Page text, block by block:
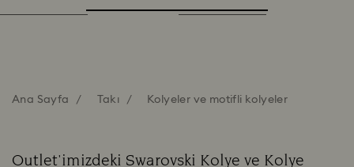
Ana Sayfa Takı Kolyeler ve motifli kolyeler
Outlet'imizdeki Swarovski Kolye ve Kolye